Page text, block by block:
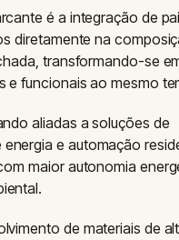
é a integração de
diretamente na
transformando-se
e funcionais ao mesmo
aliadas a soluções de
e automação
maior autonomia
de materiais de